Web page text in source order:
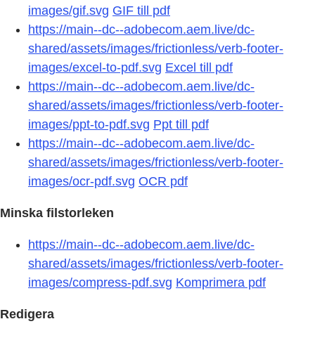
images/gif.svg GIF till pdf
https://main--dc--adobecom.aem.live/dc-
shared/assets/images/frictionless/verb-footer-
images/excel-to-pdf.svg Excel till pdf
https://main--dc--adobecom.aem.live/dc-
shared/assets/images/frictionless/verb-footer-
images/ppt-to-pdf.svg Ppt till pdf
https://main--dc--adobecom.aem.live/dc-
shared/assets/images/frictionless/verb-footer-
images/ocr-pdf.svg OCR pdf
Minska filstorleken
https://main--dc--adobecom.aem.live/dc-
shared/assets/images/frictionless/verb-footer-
images/compress-pdf.svg Komprimera pdf
Redigera